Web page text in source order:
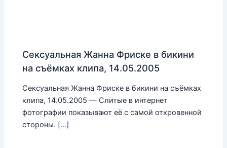
Сексуальная Жанна Фриске в бикини
на съёмках клипа, 14.05.2005
Сексуальная Жанна Фриске в бикини на съёмках
клипа, 14.05.2005 — Слитые в интернет
фотографии показывают её с самой откровенной
стороны. […]